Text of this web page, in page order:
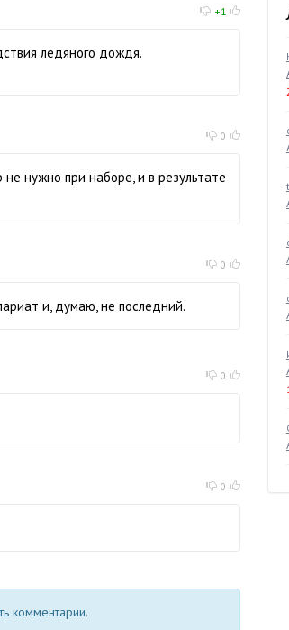
+1
ледяного дождя.
0
нужно при наборе, и в результате
0
и, думаю, не последний.
0
0
комментарии.